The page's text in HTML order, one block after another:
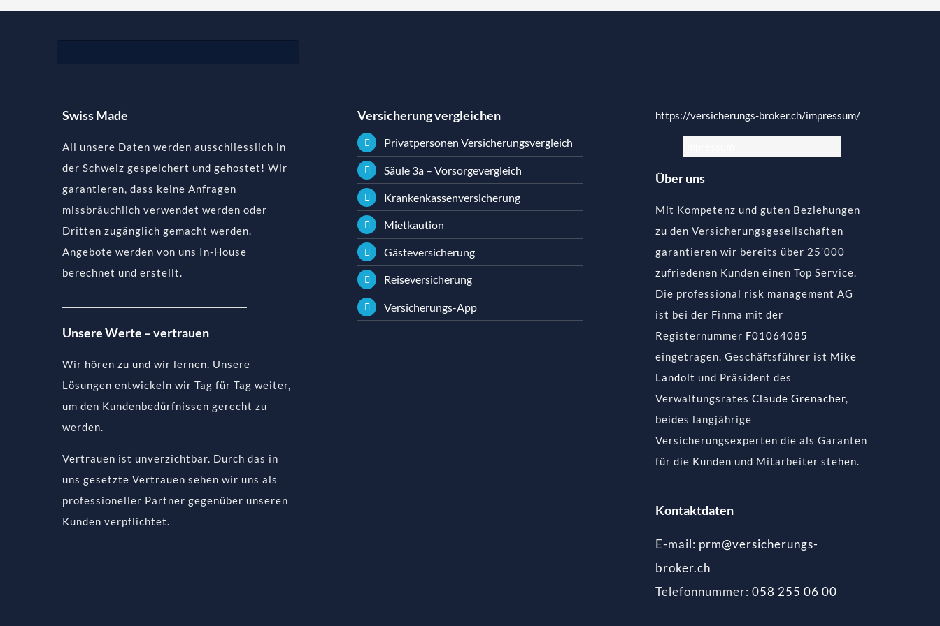
Swiss Made
All unsere Daten werden ausschliesslich in
der Schweiz gespeichert und gehostet! Wir
garantieren, dass keine Anfragen
missbräuchlich verwendet werden oder
Dritten zugänglich gemacht werden.
Angebote werden von uns In-House
berechnet und erstellt.
Unsere Werte – vertrauen
Wir hören zu und wir lernen. Unsere
Lösungen entwickeln wir Tag für Tag weiter,
um den Kundenbedürfnissen gerecht zu
werden.
Vertrauen ist unverzichtbar. Durch das in
uns gesetzte Vertrauen sehen wir uns als
professioneller Partner gegenüber unseren
Kunden verpflichtet.
Versicherung vergleichen
Privatpersonen Versicherungsvergleich
Säule 3a – Vorsorgevergleich
Krankenkassenversicherung
Mietkaution
Gästeversicherung
Reiseversicherung
Versicherungs-App
https://versicherungs-broker.ch/impressum/
Über uns
Mit Kompetenz und guten Beziehungen
zu den Versicherungsgesellschaften
garantieren wir bereits über 25’000
zufriedenen Kunden einen Top Service.
Die professional risk management AG
ist bei der Finma mit der
Registernummer F01064085
eingetragen. Geschäftsführer ist Mike
Landolt und Präsident des
VerwaltungsratesClaude Grenacher,
beides langjährige
Versicherungsexperten die als Garanten
für die Kunden und Mitarbeiter stehen.
Kontaktdaten
E-mail: prm@versicherungs-
broker.ch
Telefonnummer:058 255 06 00